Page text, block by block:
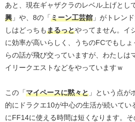
あと、現在ギャザクラのレベル上げとし
興 」や、8の「ミーン工芸館 」がトレン
しはどっちもまるっとやってません。イ
に効率が高いらしく、うちのFCでもしょ
らの話が飛び交っていますが、わたしは
イリークエストなどをやっていますｗ
この「マイペースに黙々と 」という点が
的にドラクエ10が中心の生活が続いてい
にFF14に使える時間は短くなります。